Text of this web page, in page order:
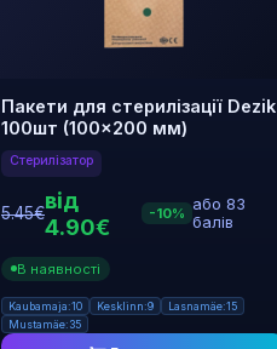
Пакети для стерилізації Dezik
100шт (100×200 мм)
Стерилізатор
5.45€від
4.90€
-10% або 83
балів
В наявності
Kaubamaja:10 Kesklinn:9
Lasnamäe:15
Mustamäe:35